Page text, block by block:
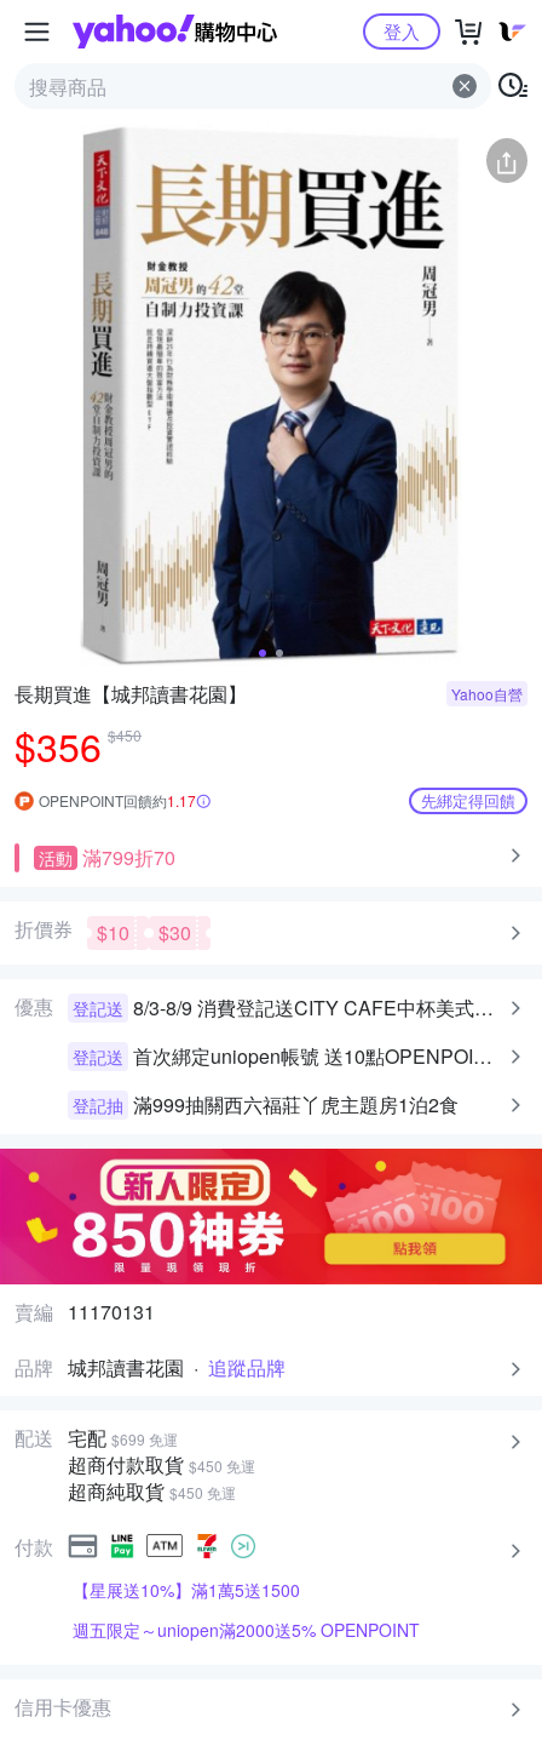
Yahoo購物中心
登入
簡介 評價 (10) 猜你喜歡
長期買進【城邦讀書花園】
$356 $450
Yahoo自營
OPENPOINT回饋約1.17 先綁定得回饋
活動 滿799折70
折價券 $10 $30
優惠 登記送 8/3-8/9 消費登記送CITY CAFE中杯美式乙杯
登記送 首次綁定uniopen帳號 送10點OPENPOINT+統一布丁一個
登記抽 滿999抽關西六福莊丫虎主題房1泊2食
賣編
11170131
品牌 城邦讀書花園 · 追蹤品牌
配送 宅配 $699 免運
超商付款取貨 $450 免運
超商純取貨 $450 免運
付款
【星展送10%】滿1萬5送1500
週五限定～uniopen滿2000送5% OPENPOINT
信用卡優惠